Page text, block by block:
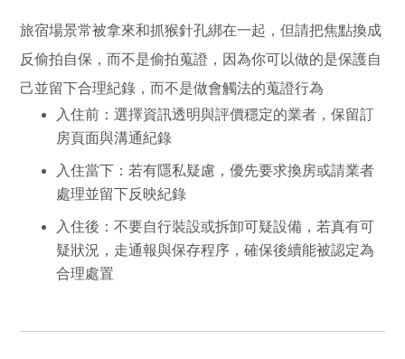
旅宿場景常被拿來和抓猴針孔綁在一起，但請把焦點換成
反偷拍自保，而不是偷拍蒐證，因為你可以做的是保護自
己並留下合理紀錄，而不是做會觸法的蒐證行為
入住前：選擇資訊透明與評價穩定的業者，保留訂
房頁面與溝通紀錄
入住當下： 若有隱私疑慮，優先要求換房或請業者
處理並留下反映紀錄
入住後：不要自行裝設或拆卸可疑設備，若真有可
疑狀況，走通報與保存程序，確保後續能被認定為
合理處置